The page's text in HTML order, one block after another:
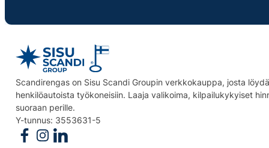
Scandirengas on Sisu Scandi Groupin verkkokauppa, josta
henkilöautoista työkoneisiin. Laaja valikoima, kilpailukykyiset
suoraan perille.
Y-tunnus: 3553631-5
Follow us on Facebook
Follow us on Instagram
Follow us on Linkedin